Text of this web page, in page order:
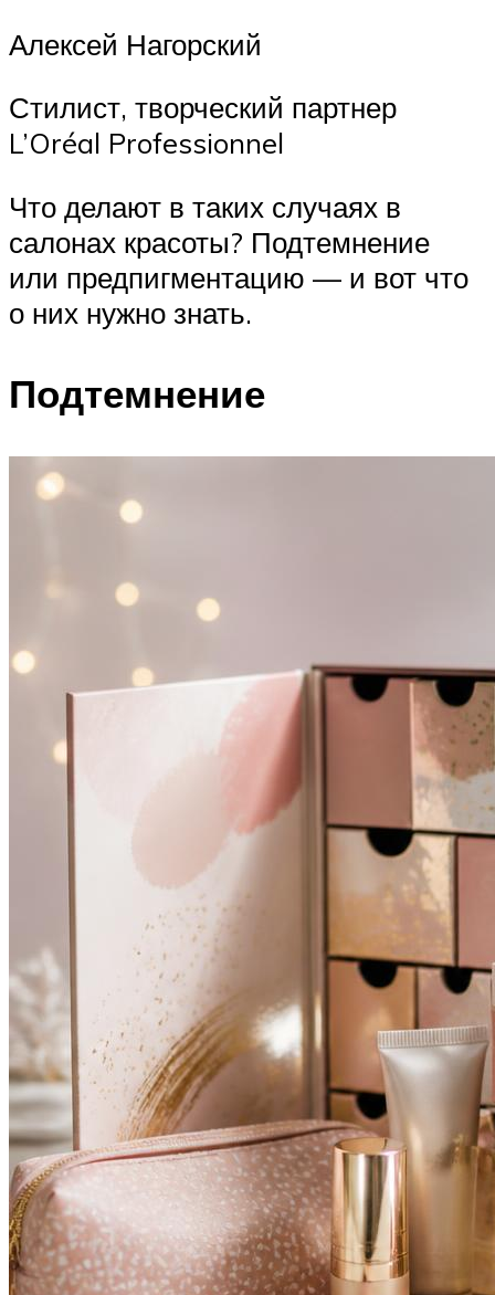
Алексей Нагорский
Стилист, творческий партнер
L’Oréal Professionnel
Что делают в таких случаях в
салонах красоты? Подтемнение
или предпигментацию — и вот что
о них нужно знать.
Подтемнение